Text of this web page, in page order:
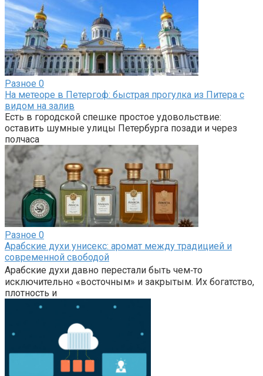
Разное 0
На метеоре в Петергоф: быстрая прогулка из Питера с
видом на залив
Есть в городской спешке простое удовольствие:
оставить шумные улицы Петербурга позади и через
полчаса
Разное 0
Арабские духи унисекс: аромат между традицией и
современной свободой
Арабские духи давно перестали быть чем‑то
исключительно «восточным» и закрытым. Их богатство,
плотность и